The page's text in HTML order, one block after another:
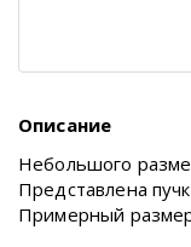
Описание
Небольшого
Представлена
Примерный